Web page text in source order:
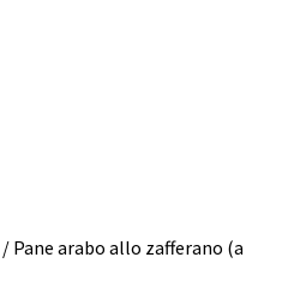
/ Pane arabo allo zafferano (a